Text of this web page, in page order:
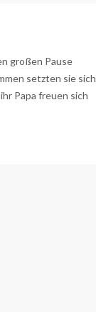
großen Pause
setzten sie sich
Papa freuen sich